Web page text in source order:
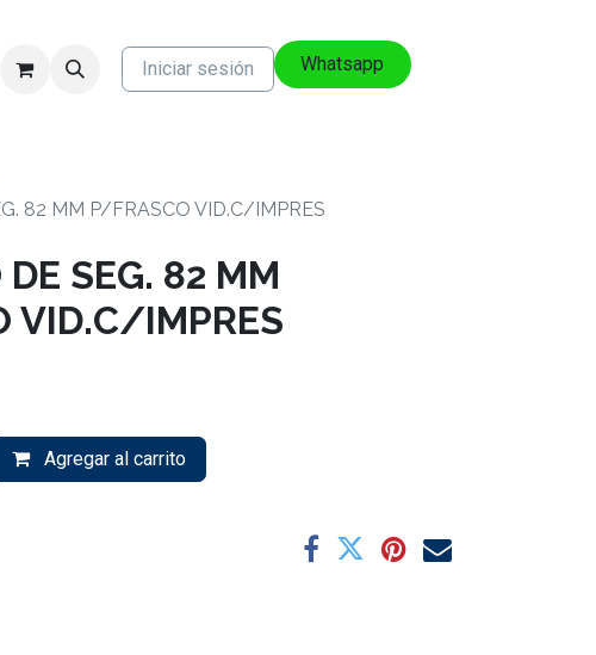
Iniciar sesión Whatsapp
82 MM P/FRASCO VID.C/IMPRES
SEG. 82 MM
VID.C/IMPRES
Agregar al carrito